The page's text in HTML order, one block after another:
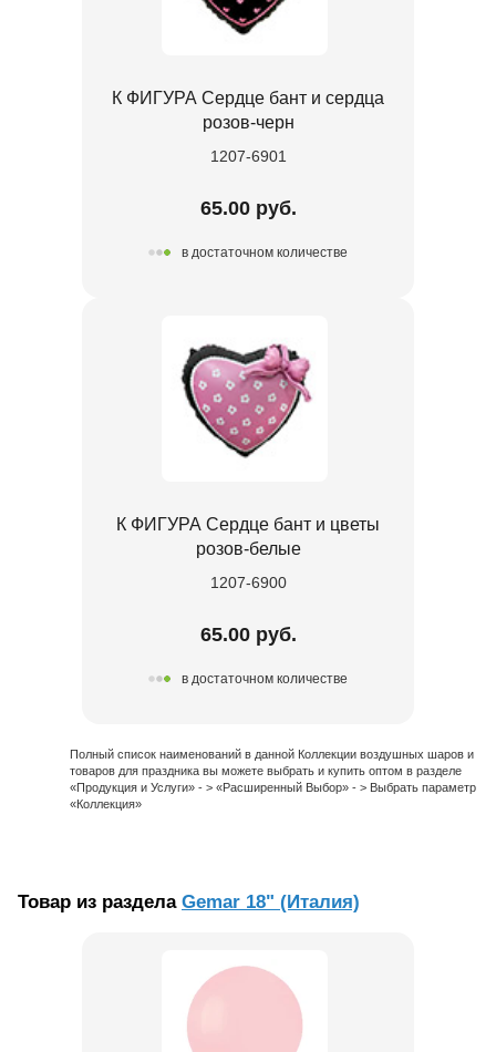
К ФИГУРА Сердце бант и сердца
розов-черн
1207-6901
65.00 руб.
в достаточном количестве
К ФИГУРА Сердце бант и цветы
розов-белые
1207-6900
65.00 руб.
в достаточном количестве
Полный список наименований в данной Коллекции воздушных шаров и
товаров для праздника вы можете выбрать и купить оптом в разделе
«Продукция и Услуги» - > «Расширенный Выбор» - > Выбрать параметр
«Коллекция»
Товар из раздела Gemar 18" (Италия)